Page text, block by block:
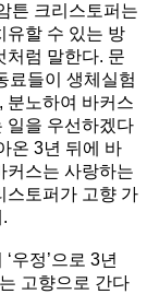
튼 크리스토퍼는
유할 수 있는 방
처럼 말한다. 문
료들이 생체실험
분노하여 바커스
일을 우선하겠다
온 3년 뒤에 바
커스는 사랑하는
스토퍼가 고향 가
우정’으로 3년
고향으로 간다